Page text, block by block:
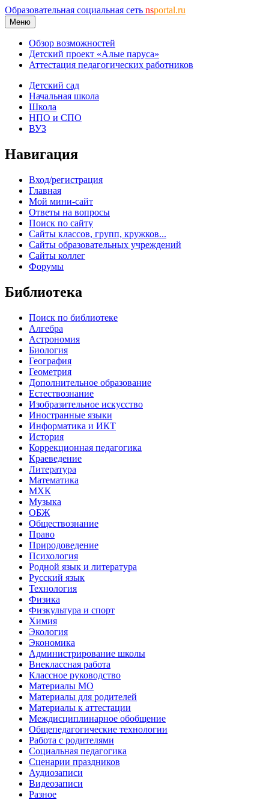
Образовательная социальная сеть nsportal.ru
Меню
Обзор возможностей
Детский проект «Алые паруса»
Аттестация педагогических работников
Детский сад
Начальная школа
Школа
НПО и СПО
ВУЗ
Навигация
Вход/регистрация
Главная
Мой мини-сайт
Ответы на вопросы
Поиск по сайту
Сайты классов, групп, кружков...
Сайты образовательных учреждений
Сайты коллег
Форумы
Библиотека
Поиск по библиотеке
Алгебра
Астрономия
Биология
География
Геометрия
Дополнительное образование
Естествознание
Изобразительное искусство
Иностранные языки
Информатика и ИКТ
История
Коррекционная педагогика
Краеведение
Литература
Математика
МХК
Музыка
ОБЖ
Обществознание
Право
Природоведение
Психология
Родной язык и литература
Русский язык
Технология
Физика
Физкультура и спорт
Химия
Экология
Экономика
Администрирование школы
Внеклассная работа
Классное руководство
Материалы МО
Материалы для родителей
Материалы к аттестации
Междисциплинарное обобщение
Общепедагогические технологии
Работа с родителями
Социальная педагогика
Сценарии праздников
Аудиозаписи
Видеозаписи
Разное